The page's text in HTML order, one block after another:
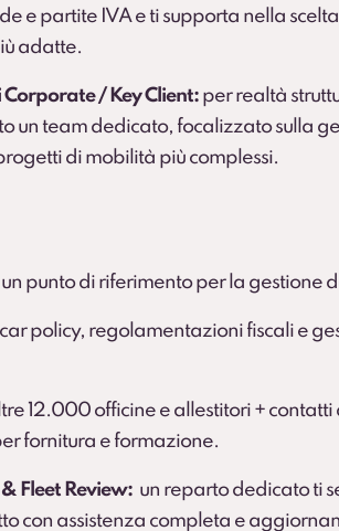
e partite IVA e ti supporta nella
adatte.
Corporate / Key Client: per realtà
un team dedicato, focalizzato sulla
di mobilità più complessi.
un punto di riferimento per la gestione
car policy, regolamentazioni fiscali e
12.000 officine e allestitori + contatti
fornitura e formazione.
Fleet Review: un reparto dedicato ti
con assistenza completa e